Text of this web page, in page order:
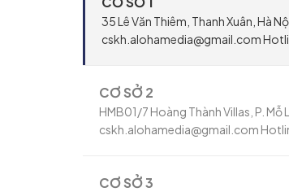
35 Lê Văn Thiêm, Thanh Xuân, Hà
cskh.alohamedia@gmail.com
CƠ SỞ 2
HMB01/7 Hoàng Thành Villas, P.
cskh.alohamedia@gmail.com
CƠ SỞ 3